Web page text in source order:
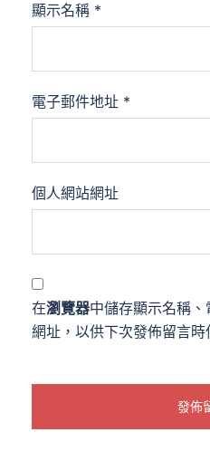
顯示名稱 *
電子郵件地址 *
個人網站網址
在瀏覽器中儲存顯示名稱
網址，以供下次發佈留言時